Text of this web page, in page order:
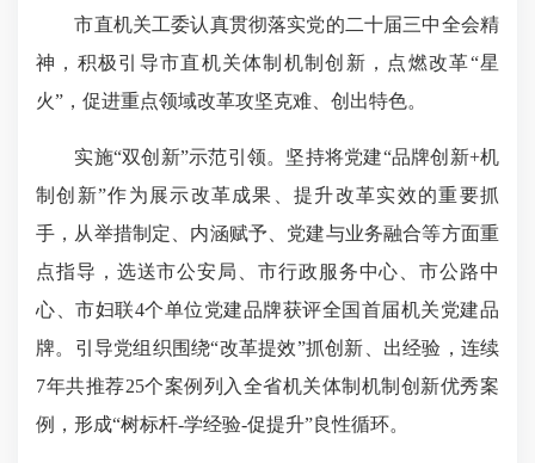
市直机关工委认真贯彻落实党的二十届三中全会精
神，积极引导市直机关体制机制创新，点燃改革“星
火”，促进重点领域改革攻坚克难、创出特色。
实施“双创新”示范引领。坚持将党建“品牌创新+机
制创新”作为展示改革成果、提升改革实效的重要抓
手，从举措制定、内涵赋予、党建与业务融合等方面重
点指导，选送市公安局、市行政服务中心、市公路中
心、市妇联4个单位党建品牌获评全国首届机关党建品
牌。引导党组织围绕“改革提效”抓创新、出经验，连续
7年共推荐25个案例列入全省机关体制机制创新优秀案
例，形成“树标杆-学经验-促提升”良性循环。